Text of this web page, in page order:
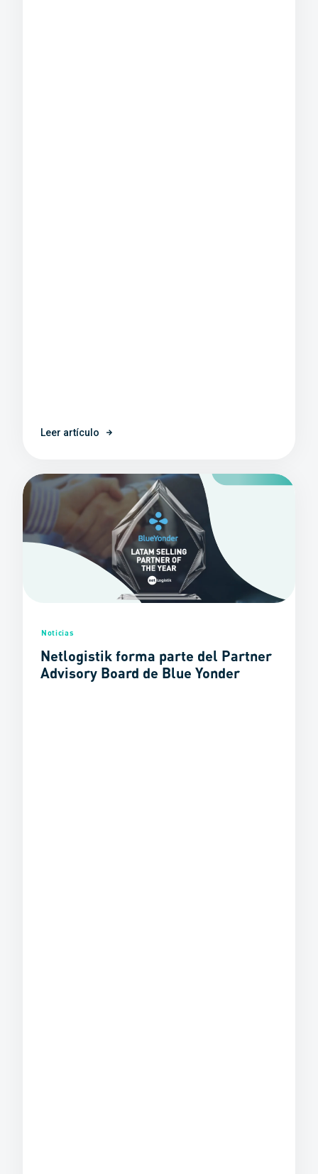
Leer artículo
Noticias
Netlogistik forma parte del Partner
Advisory Board de Blue Yonder